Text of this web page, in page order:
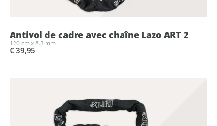
Antivol de cadre avec chaîne Lazo ART 2
120 cm x 8.3 mm
€ 39,95